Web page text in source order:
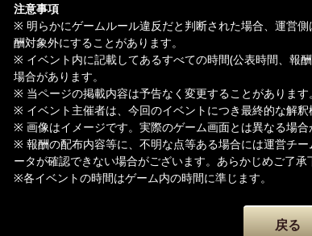
注意事項
※ 明らかにゲームルール違反だと判断された場合、運営
酬対象外にすることがあります。
※ イベント内に記載してあるすべての時間(公表時間、報
場合があります。
※ 当ページの掲載内容は予告なく変更することがあります
※ イベント主催者は、今回のイベントにつき最終的な解釈
※ 画像はイメージです。実際のゲーム画面とは異なる場合
※ 報酬の配布内容等に、不明な点等ある場合には運営チ
ータが確認できない場合がございます。あらかじめご了承
※各イベントの時間はゲーム内の時間に準じます。
戻る